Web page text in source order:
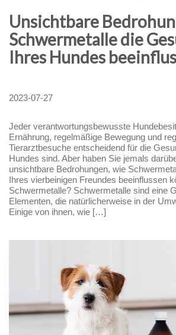
Unsichtbare
Schwermetalle die
Ihres Hundes
2023-07-27
Jeder verantwortungsbewusste
Ernährung, regelmäßige Bewegung und
Tierarztbesuche entscheidend für die
Hundes sind. Aber haben Sie jemals
unsichtbare Bedrohungen, wie
Ihres vierbeinigen Freundes beeinflussen
Schwermetalle? Schwermetalle sind eine
Elementen, die natürlicherweise in der
Einige von ihnen, wie […]